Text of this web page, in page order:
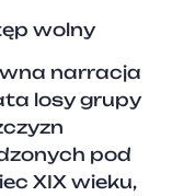
wolny
narracja
losy grupy
pod
XIX wieku,